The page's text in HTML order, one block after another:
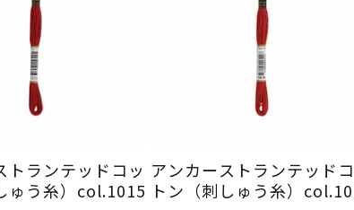
トランテッドコッ
ゅう糸）col.1015
アンカーストランテッド
トン（刺しゅう糸）